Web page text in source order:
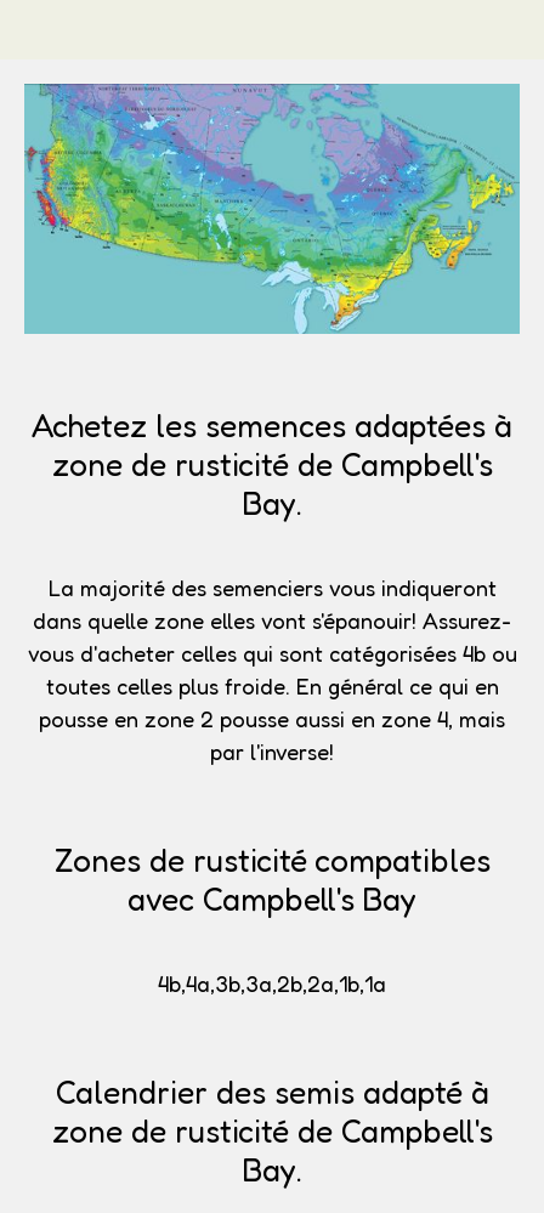
Achetez les semences adaptées à
zone de rusticité de Campbell's
Bay.
La majorité des semenciers vous indiqueront
dans quelle zone elles vont s'épanouir! Assurez-
vous d'acheter celles qui sont catégorisées 4bou
toutes celles plus froide. En général ce qui en
pousse en zone 2 pousse aussi en zone 4, mais
par l'inverse!
Zones de rusticité compatibles
avec Campbell's Bay
4b,4a,3b,3a,2b,2a,1b,1a
Calendrier des semis adapté à
zone de rusticité de Campbell's
Bay.